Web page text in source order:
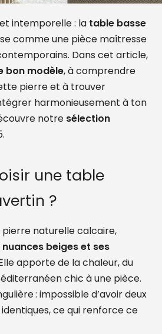
intemporelle : la table basse
comme une pièce maîtresse
Dans cet article,
bon modèle, à comprendre
pierre et à trouver
harmonieusement à ton
notre sélection
une table
?
naturelle calcaire,
nuances beiges et ses
apporte de la chaleur, du
chic à une pièce.
: impossible d’avoir deux
ce qui renforce ce